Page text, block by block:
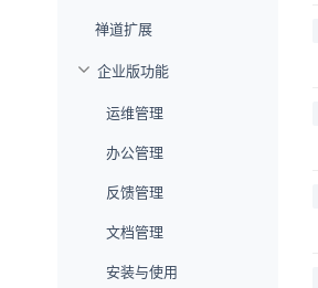
禅道扩展
企业版功能
运维管理
办公管理
反馈管理
文档管理
安装与使用